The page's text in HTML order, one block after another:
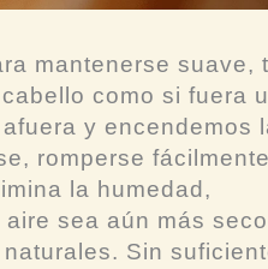
mantenerse suave,
como si fuera
y encendemos
romperse
la humedad,
sea aún más
Sin